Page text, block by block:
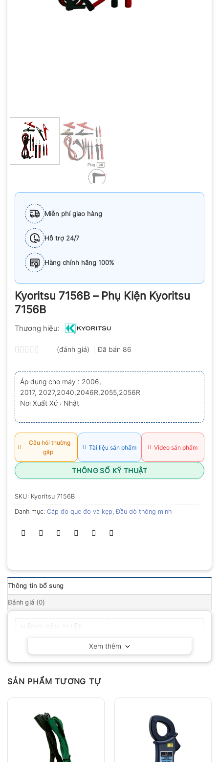
Miễn phí giao hàng
Hỗ trợ 24/7
Hàng chính hãng 100%
Kyoritsu 7156B – Phụ Kiện Kyoritsu
7156B
Thương hiệu:
xếp
hạng
0.0
5
sao
(đánh giá) Đã bán 86
Áp dụng cho máy : 2006,
2017, 2027,2040,2046R,2055,2056R
Nơi Xuất Xứ : Nhật
Câu hỏi thường
gặp
Tài liệu sản phẩm Video sản phẩm
THÔNG SỐ KỸ THUẬT
SKU: Kyoritsu 7156B
Danh mục: Cáp đo que đo và kẹp,Đầu dò thông minh
Thông tin bổ sung
Đánh giá (0)
Xem thêm
SẢN PHẨM TƯƠNG TỰ